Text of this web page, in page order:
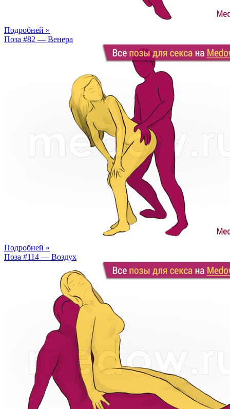
Подробней »
Поза #82 — Венера
Подробней »
Поза #114 — Воздух